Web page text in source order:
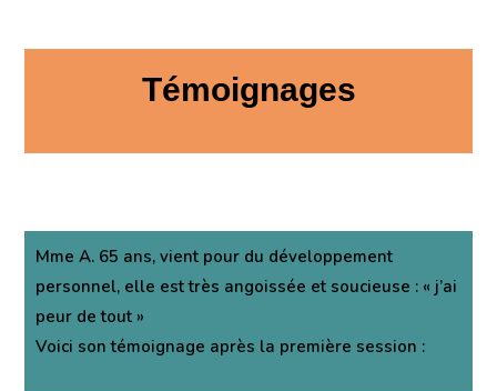
Témoignages
Mme A. 65 ans, vient pour du développement
personnel, elle est très angoissée et soucieuse : « j’ai
peur de tout »
Voici son témoignage après la première session :